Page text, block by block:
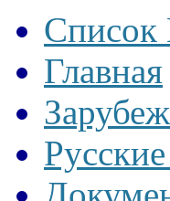
Список
Главная